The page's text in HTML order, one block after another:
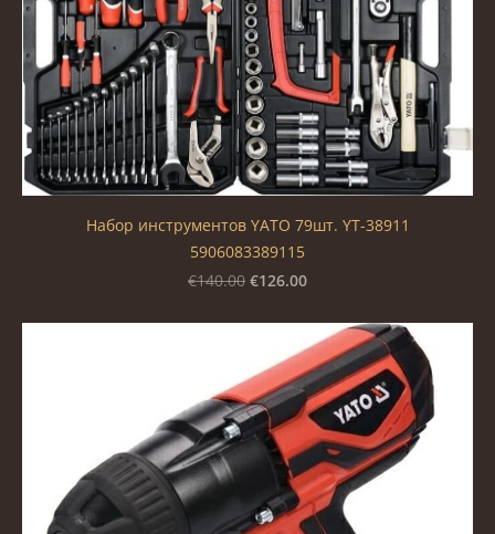
Набор инструментов YATO 79шт. YT-38911
5906083389115
€140.00 €126.00